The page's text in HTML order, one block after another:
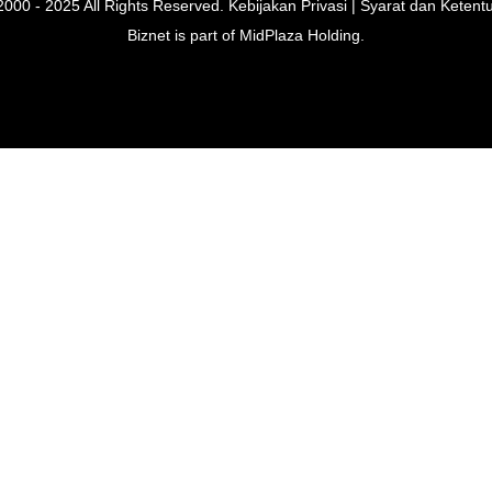
- 2025 All Rights Reserved. Kebijakan Privasi
Syarat dan
Biznet is part of MidPlaza Holding